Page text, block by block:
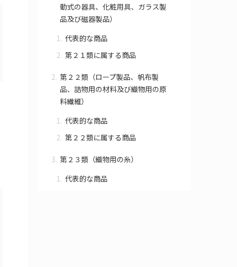
動式の器具、化粧用具、ガラス製
品及び磁器製品）
代表的な商品
第２１類に属する商品
第２２類（ロープ製品、帆布製
品、詰物用の材料及び織物用の原
料繊維）
代表的な商品
第２２類に属する商品
第２３類（織物用の糸）
代表的な商品